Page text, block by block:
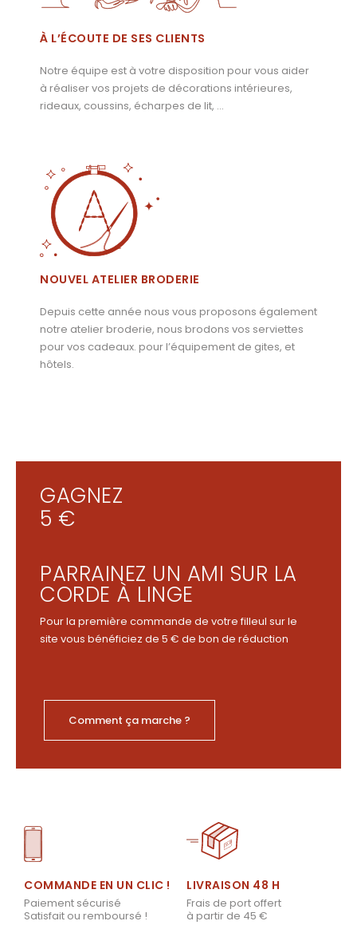
À L’ÉCOUTE DE SES CLIENTS
Notre équipe est à votre disposition pour vous aider
à réaliser vos projets de décorations intérieures,
rideaux, coussins, écharpes de lit, …
NOUVEL ATELIER BRODERIE
Depuis cette année nous vous proposons également
notre atelier broderie, nous brodons vos serviettes
pour vos cadeaux. pour l’équipement de gites, et
hôtels.
GAGNEZ
5 €
PARRAINEZ UN AMI SUR LA
CORDE À LINGE
Pour la première commande de votre filleul sur le
site vous bénéficiez de 5 € de bon de réduction
Comment ça marche ?
COMMANDE EN UN CLIC !
Paiement sécurisé
Satisfait ou remboursé !
LIVRAISON 48 H
Frais de port offert
à partir de 45 €